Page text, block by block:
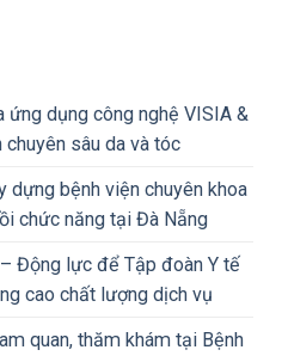
dụng công nghệ VISIA &
sâu da và tóc
dựng bệnh viện chuyên khoa
chức năng tại Đà Nẵng
Động lực để Tập đoàn Y tế
cao chất lượng dịch vụ
quan, thăm khám tại Bệnh